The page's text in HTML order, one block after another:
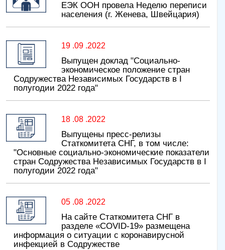
ЕЭК ООН провела Неделю переписи
населения (г. Женева, Швейцария)
19 .09 .2022
Выпущен доклад "Социально-
экономическое положение стран
Содружества Независимых Государств в I
полугодии 2022 года"
18 .08 .2022
Выпущены пресс-релизы
Статкомитета СНГ, в том числе:
"Основные социально-экономические показатели
стран Содружества Независимых Государств в I
полугодии 2022 года"
05 .08 .2022
На сайте Статкомитета СНГ в
разделе «COVID-19» размещена
информация о ситуации с коронавирусной
инфекцией в Содружестве